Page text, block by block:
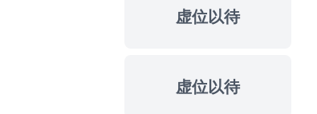
虚位以待
虚位以待